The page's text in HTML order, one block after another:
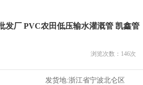
发厂 PVC农田低压输水灌溉管 凯鑫管
浏览次数： 146次
发货地:浙江省宁波北仑区